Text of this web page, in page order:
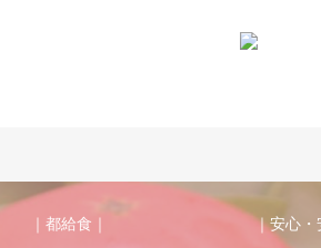
｜都給食｜ ｜安心・